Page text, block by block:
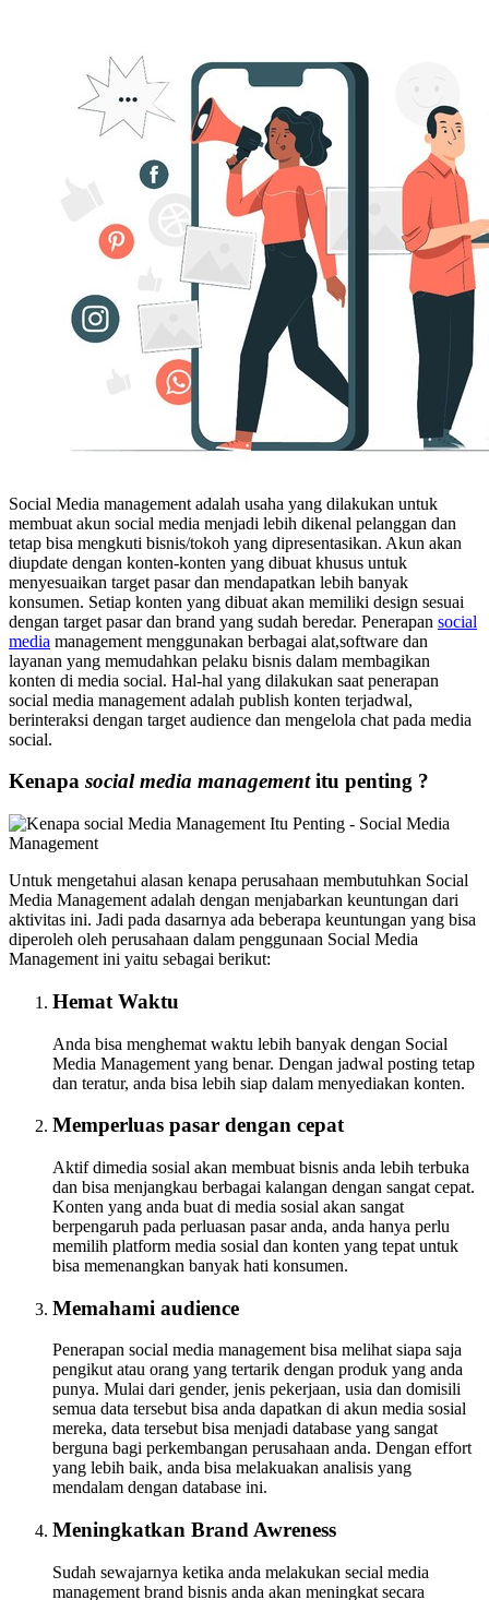
Social Media management adalah usaha yang dilakukan untuk
membuat akun social media menjadi lebih dikenal pelanggan dan
tetap bisa mengkuti bisnis/tokoh yang dipresentasikan. Akun akan
diupdate dengan konten-konten yang dibuat khusus untuk
menyesuaikan target pasar dan mendapatkan lebih banyak
konsumen. Setiap konten yang dibuat akan memiliki design sesuai
dengan target pasar dan brand yang sudah beredar. Penerapan social
media management menggunakan berbagai alat,software dan
layanan yang memudahkan pelaku bisnis dalam membagikan
konten di media social. Hal-hal yang dilakukan saat penerapan
social media management adalah publish konten terjadwal,
berinteraksi dengan target audience dan mengelola chat pada media
social.
Kenapa social media managementitu penting ?
Untuk mengetahui alasan kenapa perusahaan membutuhkan Social
Media Management adalah dengan menjabarkan keuntungan dari
aktivitas ini. Jadi pada dasarnya ada beberapa keuntungan yang bisa
diperoleh oleh perusahaan dalam penggunaan Social Media
Management ini yaitu sebagai berikut:
Hemat Waktu
Anda bisa menghemat waktu lebih banyak dengan Social
Media Management yang benar. Dengan jadwal posting tetap
dan teratur, anda bisa lebih siap dalam menyediakan konten.
Memperluas pasar dengan cepat
Aktif dimedia sosial akan membuat bisnis anda lebih terbuka
dan bisa menjangkau berbagai kalangan dengan sangat cepat.
Konten yang anda buat di media sosial akan sangat
berpengaruh pada perluasan pasar anda, anda hanya perlu
memilih platform media sosial dan konten yang tepat untuk
bisa memenangkan banyak hati konsumen.
Memahami audience
Penerapan social media management bisa melihat siapa saja
pengikut atau orang yang tertarik dengan produk yang anda
punya. Mulai dari gender, jenis pekerjaan, usia dan domisili
semua data tersebut bisa anda dapatkan di akun media sosial
mereka, data tersebut bisa menjadi database yang sangat
berguna bagi perkembangan perusahaan anda. Dengan effort
yang lebih baik, anda bisa melakuakan analisis yang
mendalam dengan database ini.
Meningkatkan Brand Awreness
Sudah sewajarnya ketika anda melakukan secial media
management brand bisnis anda akan meningkat secara